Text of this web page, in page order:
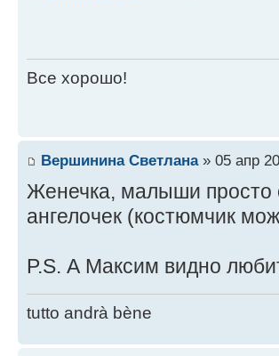
Все хорошо!
Вершинина Светлана» 05 апр
Женечка, малыши просто
ангелочек (костюмчик
P.S. А Максим видно
tutto andrà bène